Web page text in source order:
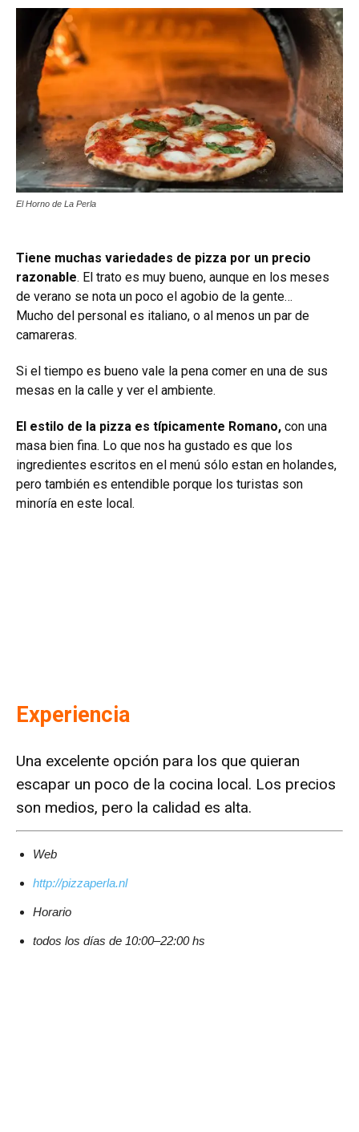
El Horno de La Perla
Tiene muchas variedades de pizza por un precio
razonable. El trato es muy bueno, aunque en los meses
de verano se nota un poco el agobio de la gente…
Mucho del personal es italiano, o al menos un par de
camareras.
Si el tiempo es bueno vale la pena comer en una de sus
mesas en la calle y ver el ambiente.
El estilo de la pizza es típicamente Romano, con una
masa bien fina. Lo que nos ha gustado es que los
ingredientes escritos en el menú sólo estan en holandes,
pero también es entendible porque los turistas son
minoría en este local.
Experiencia
Una excelente opción para los que quieran
escapar un poco de la cocina local. Los precios
son medios, pero la calidad es alta.
Web
http://pizzaperla.nl
Horario
todos los días de 10:00–22:00 hs